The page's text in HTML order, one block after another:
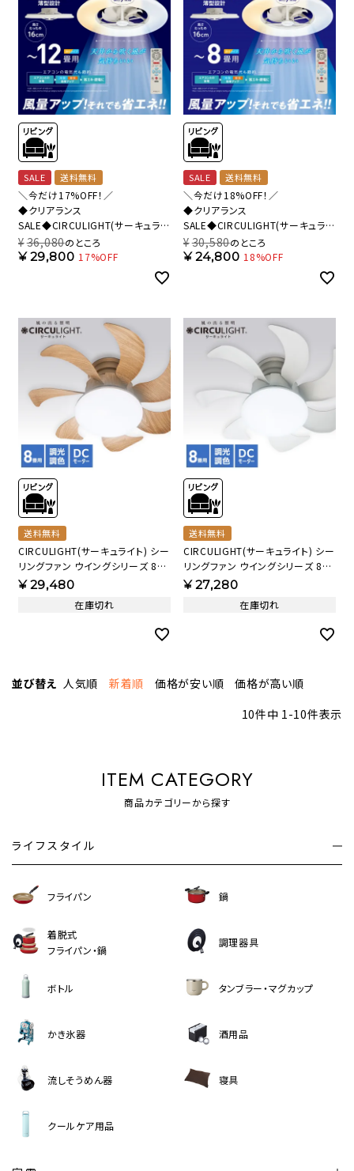
SALE 送料無料
＼今だけ17%OFF！／
◆クリアランス
SALE◆CIRCULIGHT(サーキュライ
ト) シーリングシリーズ 12畳タイプ
DCC-A12CM 【SH】
¥36,080のところ
¥29,800 17%OFF
SALE 送料無料
＼今だけ18%OFF！／
◆クリアランス
SALE◆CIRCULIGHT(サーキュライ
ト) シーリングシリーズ 8畳タイプ
DCC-A08CM 【SH】
¥30,580のところ
¥24,800 18%OFF
送料無料
CIRCULIGHT(サーキュライト) シー
リングファン ウイングシリーズ 8畳
タイプ ライトウッド DCC-
¥29,480
在庫切れ
送料無料
CIRCULIGHT(サーキュライト) シー
リングファン ウイングシリーズ 8畳
タイプ DCC-G08CM【SH】
¥27,280
在庫切れ
並び替え 人気順 新着順 価格が安い順
価格が高い順
10件中 1-10件表示
ITEM CATEGORY
商品カテゴリーから探す
ライフスタイル
フライパン 鍋
着脱式
フライパン・鍋
調理器具
ボトル タンブラー・マグカップ
かき氷器 酒用品
流しそうめん器 寝具
クールケア用品